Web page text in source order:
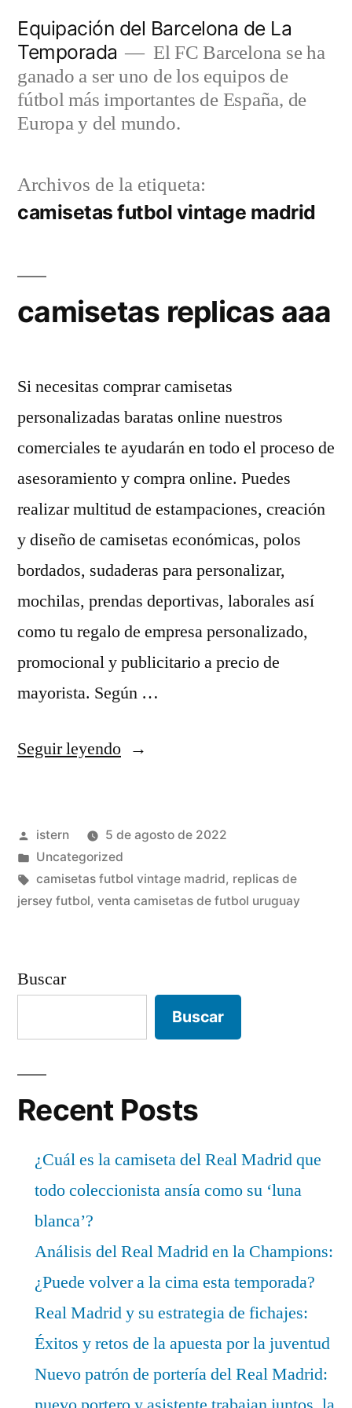
contenido
Equipación del Barcelona de La
Temporada
El FC Barcelona se ha
ganado a ser uno de los equipos de
fútbol más importantes de España, de
Europa y del mundo.
Archivos de la etiqueta:
camisetas futbol vintage madrid
camisetas replicas aaa
Si necesitas comprar camisetas
personalizadas baratas online nuestros
comerciales te ayudarán en todo el proceso de
asesoramiento y compra online. Puedes
realizar multitud de estampaciones, creación
y diseño de camisetas económicas, polos
bordados, sudaderas para personalizar,
mochilas, prendas deportivas, laborales así
como tu regalo de empresa personalizado,
promocional y publicitario a precio de
mayorista. Según …
Seguir leyendo«camisetas
Publicado
por
istern
5 de agosto de 2022
Publicado
en
Uncategorized
Etiquetas:
camisetas futbol vintage madrid, replicas de
jersey futbol, venta camisetas de futbol uruguay
Buscar
Buscar
Recent Posts
¿Cuál es la camiseta del Real Madrid que
todo coleccionista ansía como su ‘luna
blanca’?
Análisis del Real Madrid en la Champions:
¿Puede volver a la cima esta temporada?
Real Madrid y su estrategia de fichajes:
Éxitos y retos de la apuesta por la juventud
Nuevo patrón de portería del Real Madrid: